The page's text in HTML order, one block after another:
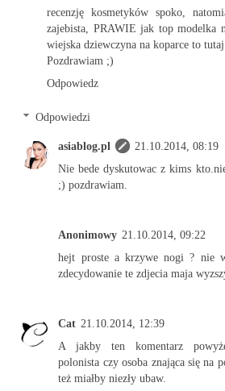
recenzję kosmetyków spoko,
zajebista, PRAWIE jak top modelka
wiejska dziewczyna na koparce to tutaj
Pozdrawiam ;)
Odpowiedz
Odpowiedzi
asiablog.pl
21.10.2014, 08:19
Nie bede dyskutowac z kims
;) pozdrawiam.
Anonimowy 21.10.2014, 09:22
hejt proste a krzywe nogi ? nie
zdecydowanie te zdjecia maja
Cat 21.10.2014, 12:39
A jakby ten komentarz
polonista czy osoba znająca się na
też miałby niezły ubaw.